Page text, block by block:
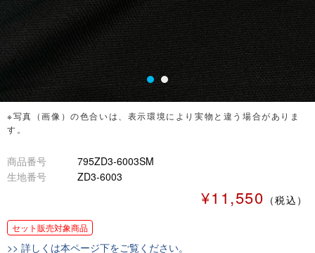
※写真（画像）の色合いは、表示環境により実物と違う場合がありま
す。
商品番号
795ZD3-6003SM
生地番号
ZD3-6003
¥11,550 （税込）
セット販売対象商品
>> 詳しくは本ページ下をご覧ください。